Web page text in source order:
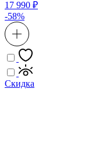
17 990 ₽
-58%
Скидка